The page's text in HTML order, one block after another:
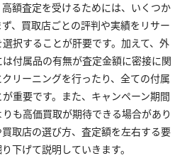
額査定を受けるためには、いくつか
、買取店ごとの評判や実績をリサー
択することが肝要です。加えて、外
付属品の有無が査定金額に密接に関
リーニングを行ったり、全ての付属
重要です。また、キャンペーン期間
も高価買取が期待できる場合があり
取店の選び方、査定額を左右する要
下げて説明していきます。